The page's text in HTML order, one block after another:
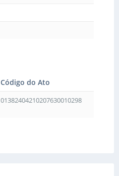
Código do Ato
01382404210207630010298